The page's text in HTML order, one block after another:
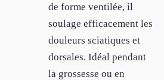
de forme ventilée, il
soulage efficacement les
douleurs sciatiques et
dorsales. Idéal pendant
la grossesse ou en